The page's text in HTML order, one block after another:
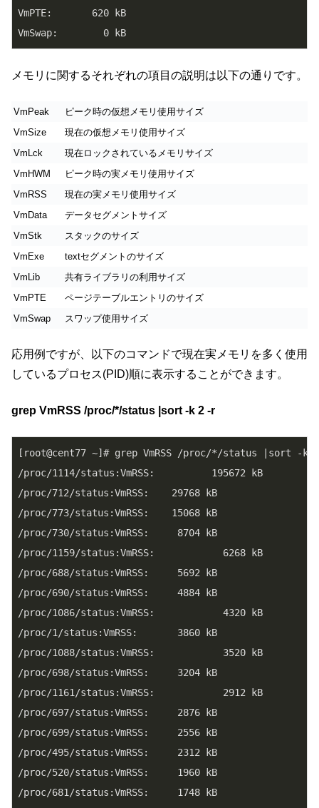
VmPTE:       620 kB
VmSwap:        0 kB
メモリに関するそれぞれの項目の説明は以下の通りです。
VmPeak
ピーク時の仮想メモリ使用サイズ
VmSize
現在の仮想メモリ使用サイズ
VmLck
現在ロックされているメモリサイズ
VmHWM
ピーク時の実メモリ使用サイズ
VmRSS
現在の実メモリ使用サイズ
VmData
データセグメントサイズ
VmStk
スタックのサイズ
VmExe
textセグメントのサイズ
VmLib
共有ライブラリの利用サイズ
VmPTE
ページテーブルエントリのサイズ
VmSwap
スワップ使用サイズ
応用例ですが、以下のコマンドで現在実メモリを多く使用
しているプロセス(PID)順に表示することができます。
grep VmRSS /proc/*/status |sort -k 2 -r
[root@cent77 ~]# grep VmRSS /proc/*/status |sort -k
/proc/1114/status:VmRSS:          195672 kB
/proc/712/status:VmRSS:    29768 kB
/proc/773/status:VmRSS:    15068 kB
/proc/730/status:VmRSS:     8704 kB
/proc/1159/status:VmRSS:            6268 kB
/proc/688/status:VmRSS:     5692 kB
/proc/690/status:VmRSS:     4884 kB
/proc/1086/status:VmRSS:            4320 kB
/proc/1/status:VmRSS:       3860 kB
/proc/1088/status:VmRSS:            3520 kB
/proc/698/status:VmRSS:     3204 kB
/proc/1161/status:VmRSS:            2912 kB
/proc/697/status:VmRSS:     2876 kB
/proc/699/status:VmRSS:     2556 kB
/proc/495/status:VmRSS:     2312 kB
/proc/520/status:VmRSS:     1960 kB
/proc/681/status:VmRSS:     1748 kB